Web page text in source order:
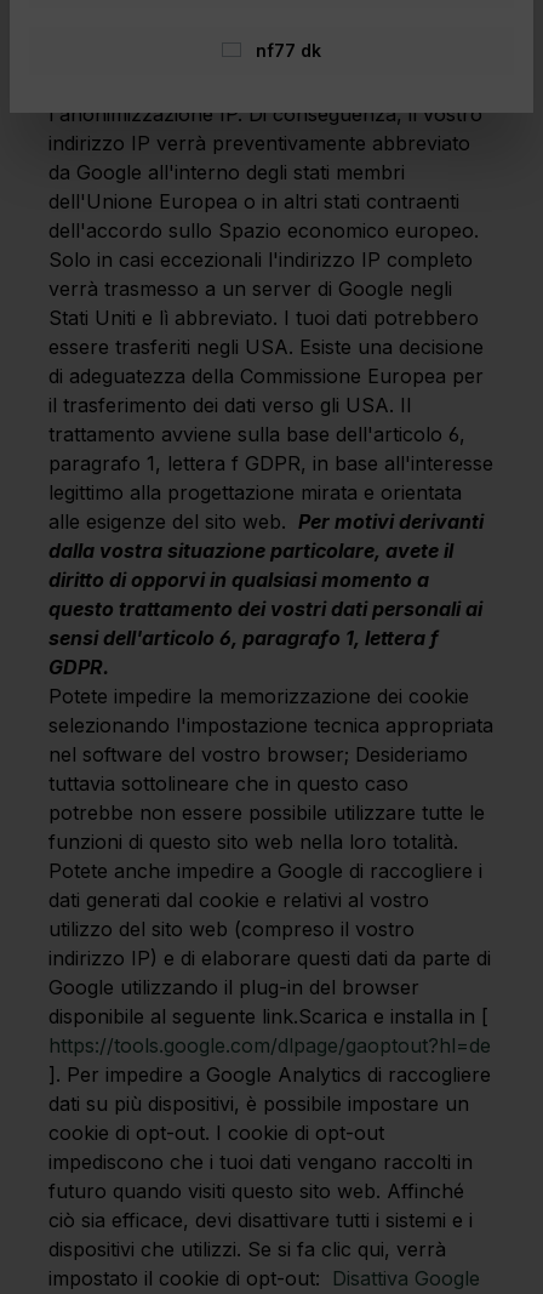
trasmesse a un server di Google negli Stati Uniti
l'anonimizzazione IP. Di conseguenza, il vostro
indirizzo IP verrà preventivamente abbreviato
da Google all'interno degli stati membri
dell'Unione Europea o in altri stati contraenti
dell'accordo sullo Spazio economico europeo.
Solo in casi eccezionali l'indirizzo IP completo
verrà trasmesso a un server di Google negli
Stati Uniti e lì abbreviato. I tuoi dati potrebbero
essere trasferiti negli USA. Esiste una decisione
di adeguatezza della Commissione Europea per
il trasferimento dei dati verso gli USA. Il
trattamento avviene sulla base dell'articolo 6,
paragrafo 1, lettera f GDPR, in base all'interesse
legittimo alla progettazione mirata e orientata
alle esigenze del sito web. Per motivi derivanti
dalla vostra situazione particolare, avete il
diritto di opporvi in qualsiasi momento a
questo trattamento dei vostri dati personali ai
sensi dell'articolo 6, paragrafo 1, lettera f
GDPR.
Potete impedire la memorizzazione dei cookie
selezionando l'impostazione tecnica appropriata
nel software del vostro browser; Desideriamo
tuttavia sottolineare che in questo caso
potrebbe non essere possibile utilizzare tutte le
funzioni di questo sito web nella loro totalità.
Potete anche impedire a Google di raccogliere i
dati generati dal cookie e relativi al vostro
utilizzo del sito web (compreso il vostro
indirizzo IP) e di elaborare questi dati da parte di
Google utilizzando il plug-in del browser
disponibile al seguente link.Scarica e installa in [
https://tools.google.com/dlpage/gaoptout?hl=de
]. Per impedire a Google Analytics di raccogliere
dati su più dispositivi, è possibile impostare un
cookie di opt-out. I cookie di opt-out
impediscono che i tuoi dati vengano raccolti in
futuro quando visiti questo sito web. Affinché
ciò sia efficace, devi disattivare tutti i sistemi e i
dispositivi che utilizzi. Se si fa clic qui, verrà
impostato il cookie di opt-out: Disattiva Google
nf77 dk